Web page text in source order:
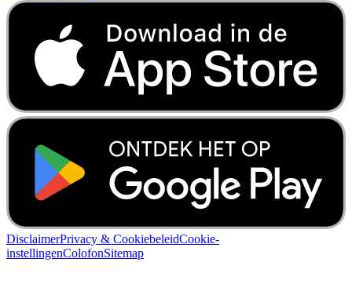
DisclaimerPrivacy & CookiebeleidCookie-
instellingenColofonSitemap